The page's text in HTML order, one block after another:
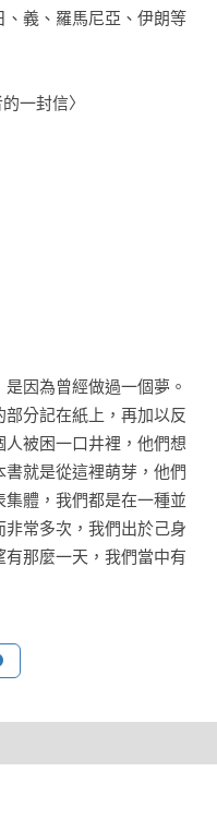
義、羅馬尼亞、伊朗等
一封信〉
因為曾經做過一個夢。
分記在紙上，再加以反
被困一口井裡，他們想
就是從這裡萌芽，他們
體，我們都是在一種並
常多次，我們出於己身
那麼一天，我們當中有
森林中一座廢棄的井
要帶給媽媽的食物。
，嚼蛆蟲和樹根果腹，